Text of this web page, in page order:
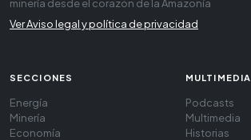
minería desde el corazón de la Amazonía
Ver Aviso legal y política de privacidad
SECCIONES
Energía
Minería
Economía
MULTIMEDIA
Podcasts
Multimedia
Historias